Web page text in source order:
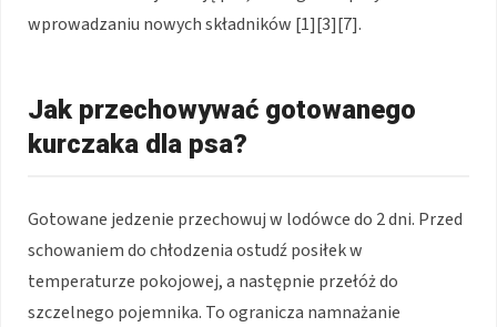
wprowadzaniu nowych składników [1][3][7].
Jak przechowywać gotowanego
kurczaka dla psa?
Gotowane jedzenie przechowuj w lodówce do 2 dni. Przed
schowaniem do chłodzenia ostudź posiłek w
temperaturze pokojowej, a następnie przełóż do
szczelnego pojemnika. To ogranicza namnażanie